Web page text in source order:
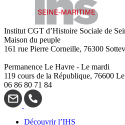
Institut CGT d’Histoire Sociale de
Maison du peuple
161 rue Pierre Corneille, 76300
Permanence Le Havre - Le mardi
119 cours de la République, 76600
06 86 80 71 84
Découvrir l’IHS